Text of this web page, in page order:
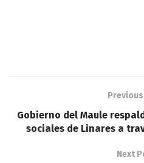
Gobierno del Maule
sociales de Linares a
Next